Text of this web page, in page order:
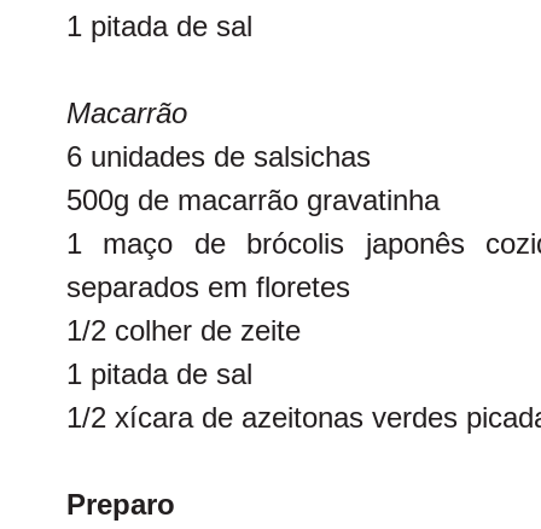
1 pitada de sal
Macarrão
6 unidades de salsichas
500g de macarrão gravatinha
1 maço de brócolis japonês
separados em floretes
1/2 colher de zeite
1 pitada de sal
1/2 xícara de azeitonas verdes
Preparo